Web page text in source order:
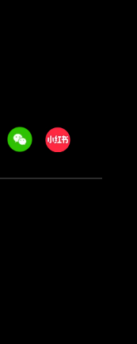
WeechatXiaohongshu/